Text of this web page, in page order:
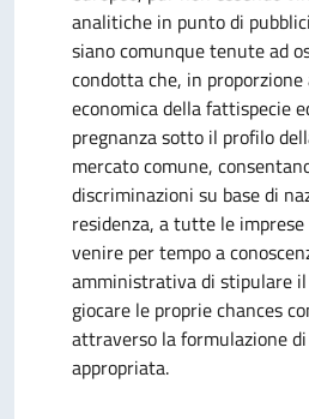
analitiche in punto di
siano comunque tenute ad
condotta che, in
economica della fattispecie
pregnanza sotto il profilo
mercato comune,
discriminazioni su base di
residenza, a tutte le
venire per tempo a
amministrativa di stipulare
giocare le proprie chances
attraverso la formulazione
appropriata.